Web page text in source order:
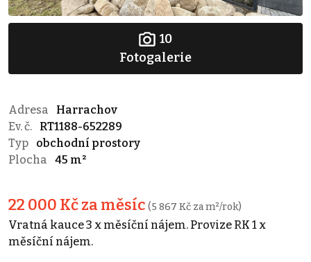
10
Fotogalerie
Adresa
Harrachov
Ev. č.
RT1188-652289
Typ
obchodní prostory
Plocha
45 m²
22 000 Kč za měsíc (5 867 Kč za m²/rok)
Vratná kauce 3 x měsíční nájem. Provize RK 1 x
měsíční nájem.